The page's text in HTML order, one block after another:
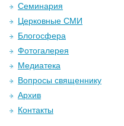
Семинария
Церковные СМИ
Блогосфера
Фотогалерея
Медиатека
Вопросы священнику
Архив
Контакты